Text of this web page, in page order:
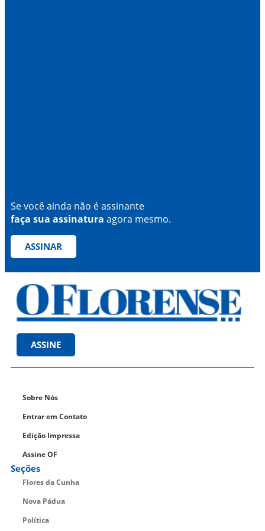
Se você ainda não é assinante
faça sua assinatura agora mesmo.
ASSINAR
ASSINE
Sobre Nós
Entrar em Contato
Edição Impressa
Assine OF
Seções
Flores da Cunha
Nova Pádua
Política